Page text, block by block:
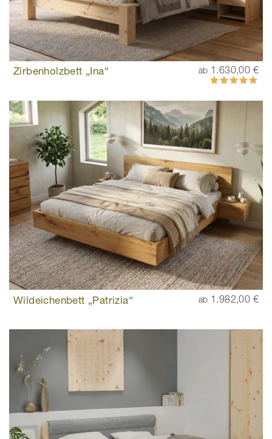
Zirbenholzbett „Ina“ ab 1.630,00 €
Bewertung:
100%
Wildeichenbett „Patrizia“ ab 1.982,00 €